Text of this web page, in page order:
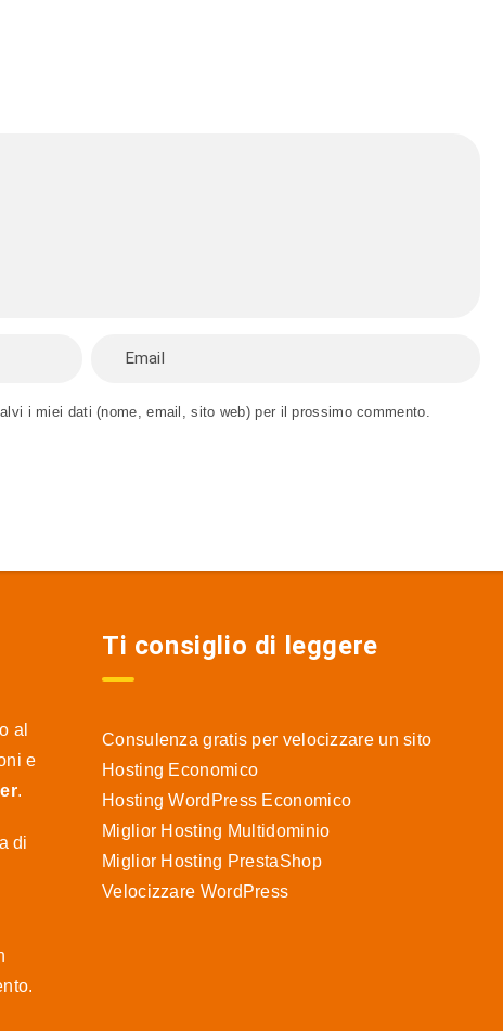
i miei dati (nome, email, sito web) per il prossimo commento.
al
e
.
di
Ti consiglio di leggere
Consulenza gratis per velocizzare un sito
Hosting Economico
Hosting WordPress Economico
Miglior Hosting Multidominio
Miglior Hosting PrestaShop
Velocizzare WordPress